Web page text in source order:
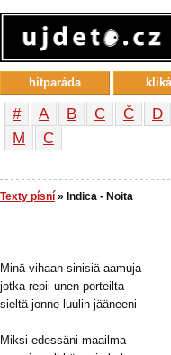
# A B C Č D
М
С
Texty písní » Indica - Noita
Minä vihaan sinisiä aamuja
jotka repii unen porteilta
sieltä jonne luulin jääneeni
Miksi edessäni maailma
hitparáda